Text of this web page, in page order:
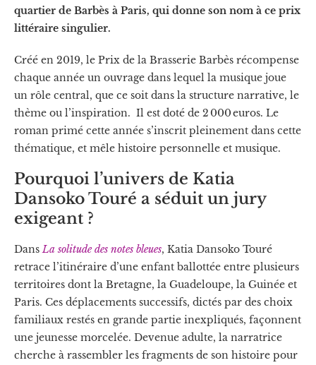
quartier de Barbès à Paris, qui donne son nom à ce prix
littéraire singulier.
Créé en 2019, le Prix de la Brasserie Barbès récompense
chaque année un ouvrage dans lequel la musique joue
un rôle central, que ce soit dans la structure narrative, le
thème ou l’inspiration. Il est doté de 2 000 euros. Le
roman primé cette année s’inscrit pleinement dans cette
thématique, et mêle histoire personnelle et musique.
Pourquoi l’univers de Katia
Dansoko Touré a séduit un jury
exigeant ?
DansLa solitude des notes bleues, Katia Dansoko Touré
retrace l’itinéraire d’une enfant ballottée entre plusieurs
territoires dont la Bretagne, la Guadeloupe, la Guinée et
Paris. Ces déplacements successifs, dictés par des choix
familiaux restés en grande partie inexpliqués, façonnent
une jeunesse morcelée. Devenue adulte, la narratrice
cherche à rassembler les fragments de son histoire pour